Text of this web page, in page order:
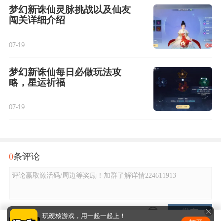
梦幻新诛仙灵脉挑战以及仙友
闯关详细介绍
07-19
梦幻新诛仙每日必做玩法攻
略，星运祈福
07-19
0条评论
评论赢取激活码/周边等奖励！加群了解详情224611913
发布
玩硬核游戏，用一起一起上！